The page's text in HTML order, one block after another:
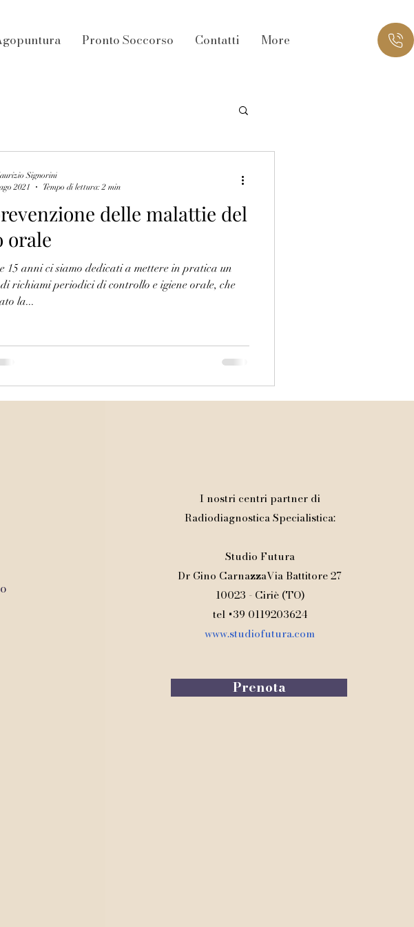
Pronto Soccorso Contatti More
delle malattie del
orale
15 anni ci siamo dedicati a mettere in pratica un
di richiami periodici di controllo e igiene orale, che
la...
Signorini
2021
Tempo di lettura: 2 min
Creato con Wix.com
I nostri centri partner di
Radiodiagnostica Specialistica:
Studio Futura
Dr Gino CarnazzaVia Battitore 27
10023 - Ciriè (TO)
tel +39 0119203624
www.studiofutura.com
Prenota